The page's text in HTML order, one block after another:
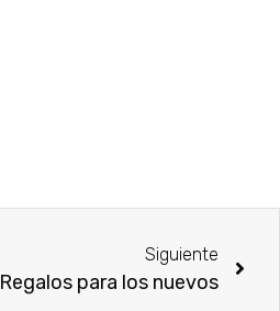
Siguiente
Regalos para los nuevos